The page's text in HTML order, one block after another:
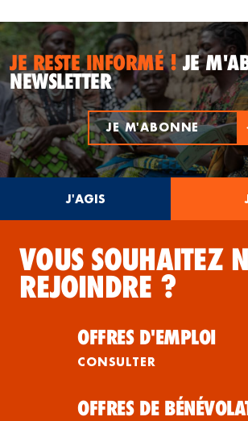
JE RESTE INFORMÉ !JE
NEWSLETTER
JE M'ABONNE
J'AGIS
VOUS SOUHAITEZ
REJOINDRE ?
OFFRES D'EMPLOI
CONSULTER
OFFRES DE